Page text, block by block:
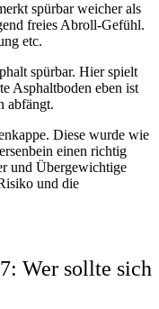
spürbar weicher als
freies Abroll-Gefühl.
etc.
spürbar. Hier spielt
Asphaltboden eben ist
abfängt.
Diese wurde wie
einen richtig
und Übergewichtige
und die
Wer sollte sich